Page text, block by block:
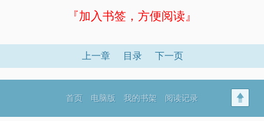
『加入书签，方便阅读』
上一章 目录 下一页
首页 电脑版 我的书架 阅读记录